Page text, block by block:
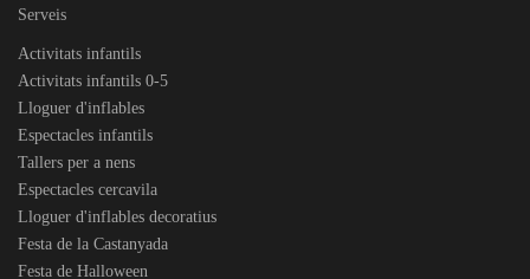
Serveis
Activitats infantils
Activitats infantils 0-5
Lloguer d'inflables
Espectacles infantils
Tallers per a nens
Espectacles cercavila
Lloguer d'inflables decoratius
Festa de la Castanyada
Festa de Halloween